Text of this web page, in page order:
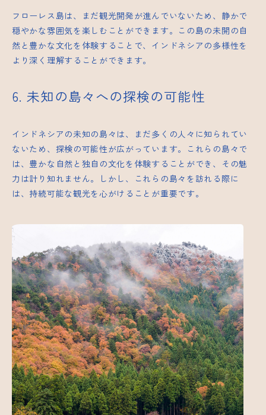
フローレス島は、まだ観光開発が進んでいないため、静かで
穏やかな雰囲気を楽しむことができます。この島の未開の自
然と豊かな文化を体験することで、インドネシアの多様性を
より深く理解することができます。
6. 未知の島々への探検の可能性
インドネシアの未知の島々は、まだ多くの人々に知られてい
ないため、探検の可能性が広がっています。これらの島々で
は、豊かな自然と独自の文化を体験することができ、その魅
力は計り知れません。しかし、これらの島々を訪れる際に
は、持続可能な観光を心がけることが重要です。